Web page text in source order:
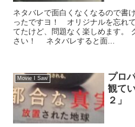
ネタバレで面白くなくなるので
ったですヨ！ オリジナルを忘れ
てたけど、問題なく楽しめます。
さい！ ネタバレすると面...
Movie I Saw
プロ
観て
２」